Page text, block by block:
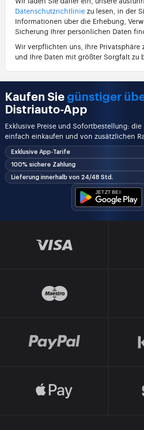
Datenschutzrichtlinie zu lesen, in der
Informationen über die Erhebung,
Sicherung Ihrer persönlichen Daten
Wir verpflichten uns, Ihre Privatsphäre
und Ihre Daten mit größter Sorgfalt zu
Kaufen Sie günstiger
Distriauto-App
Exklusive Preise und Sofortbestellung:
einfach einkaufen und von zusätzlichen
Exklusive App-Tarife
100% sichere Zahlung
Lieferung innerhalb von 24/48 Std.